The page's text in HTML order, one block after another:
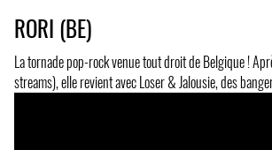
RORI (BE)
La tornade pop-rock venue tout droit de Belgique !
streams), elle revient avec Loser & Jalousie, des